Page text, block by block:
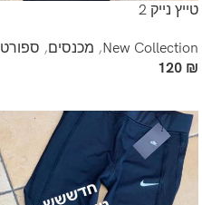
טייץ נייק 2
New Collection
, מכנסים, ספורט
120 ₪